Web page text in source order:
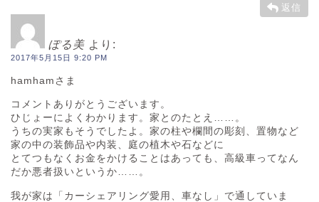
返信
ぽる美 より:
2017年5月15日 9:20 PM
hamhamさま
コメントありがとうございます。
ひじょーによくわかります。家とのたとえ……。
うちの実家もそうでしたよ。家の柱や欄間の彫刻、置物など
家の中の装飾品や内装、庭の植木や石などに
とてつもなくお金をかけることはあっても、高級車ってなん
だか悪者扱いというか……。
我が家は「カーシェアリング愛用、車なし」で通していま